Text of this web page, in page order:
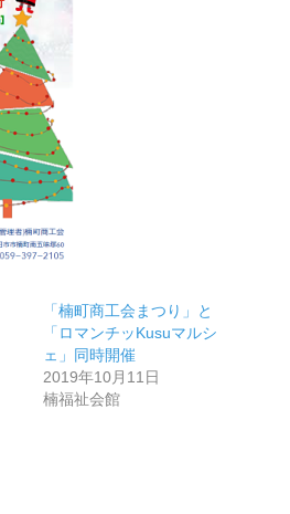
「楠町商工会まつり」と
「ロマンチッKusuマルシ
ェ」同時開催
2019年10月11日
楠福祉会館